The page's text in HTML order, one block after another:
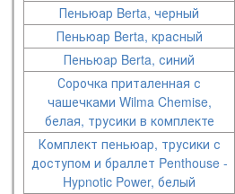
Пеньюар Berta, черный
Пеньюар Berta, красный
Пеньюар Berta, синий
Сорочка приталенная с
чашечками Wilma Chemise,
белая, трусики в комплекте
Комплект пеньюар, трусики с
доступом и браллет Penthouse -
Hypnotic Power, белый